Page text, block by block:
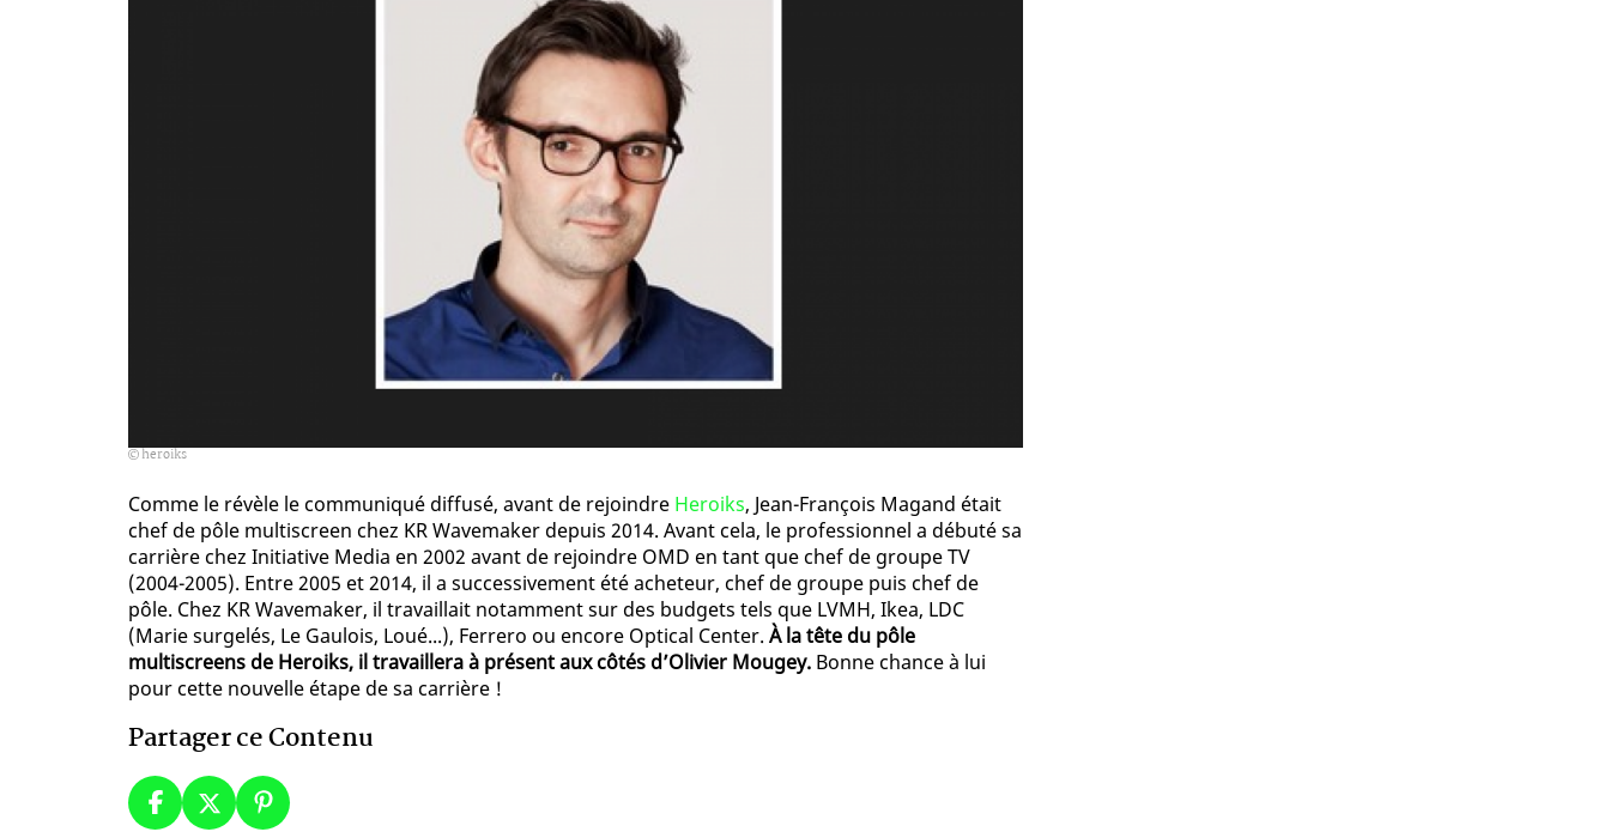
heroiks
Comme le révèle le communiqué diffusé, avant de rejoindre Heroiks, Jean-François Magand était
chef de pôle multiscreen chez KR Wavemaker depuis 2014. Avant cela, le professionnel a débuté sa
carrière chez Initiative Media en 2002 avant de rejoindre OMD en tant que chef de groupe TV
(2004-2005). Entre 2005 et 2014, il a successivement été acheteur, chef de groupe puis chef de
pôle. Chez KR Wavemaker, il travaillait notamment sur des budgets tels que LVMH, Ikea, LDC
(Marie surgelés, Le Gaulois, Loué...), Ferrero ou encore Optical Center. À la tête du pôle
multiscreens de Heroiks, il travaillera à présent aux côtés d’Olivier Mougey. Bonne chance à lui
pour cette nouvelle étape de sa carrière !
Partager ce Contenu